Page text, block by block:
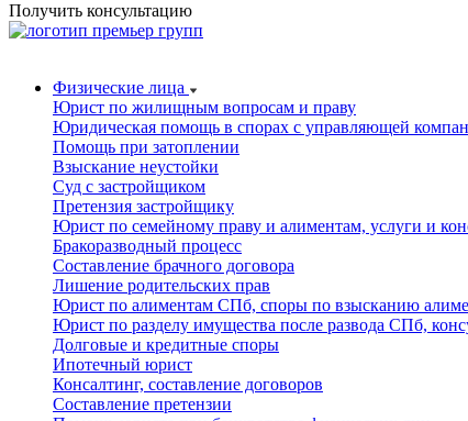
Получить консультацию
Физические лица
Юрист по жилищным вопросам и праву
Юридическая помощь в спорах с управляющей
Помощь при затоплении
Взыскание неустойки
Суд с застройщиком
Претензия застройщику
Юрист по семейному праву и алиментам, услуги и
Бракоразводный процесс
Составление брачного договора
Лишение родительских прав
Юрист по алиментам СПб, споры по взысканию
Юрист по разделу имущества после развода СПб,
Долговые и кредитные споры
Ипотечный юрист
Консалтинг, составление договоров
Составление претензии